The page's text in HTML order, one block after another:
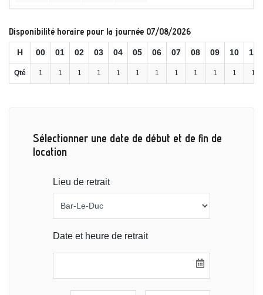
Disponibilité horaire pour la journée 07/08/2026
H 00 01 02 03 04 05 06 07 08 09 10 11
Qté 1 1 1 1 1 1 1 1 1 1 1 1
Sélectionner une date de début et de fin de
location
Lieu de retrait
Date et heure de retrait